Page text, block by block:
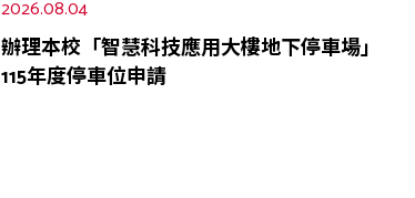
2026.08.04
辦理本校「智慧科技應用大樓地下停車場」
115年度停車位申請